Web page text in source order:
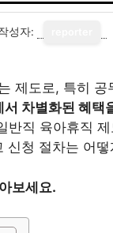
성자:
제도로, 특히
차별화된 혜택
반직 육아휴직
청 절차는 어
보세요.